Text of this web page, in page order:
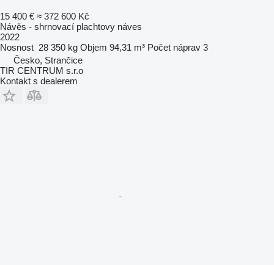
15 400 € ≈ 372 600 Kč
Návěs - shrnovací plachtovy náves
2022
Nosnost 28 350 kg Objem 94,31 m³ Počet náprav 3
Česko, Strančice
TIR CENTRUM s.r.o
Kontakt s dealerem